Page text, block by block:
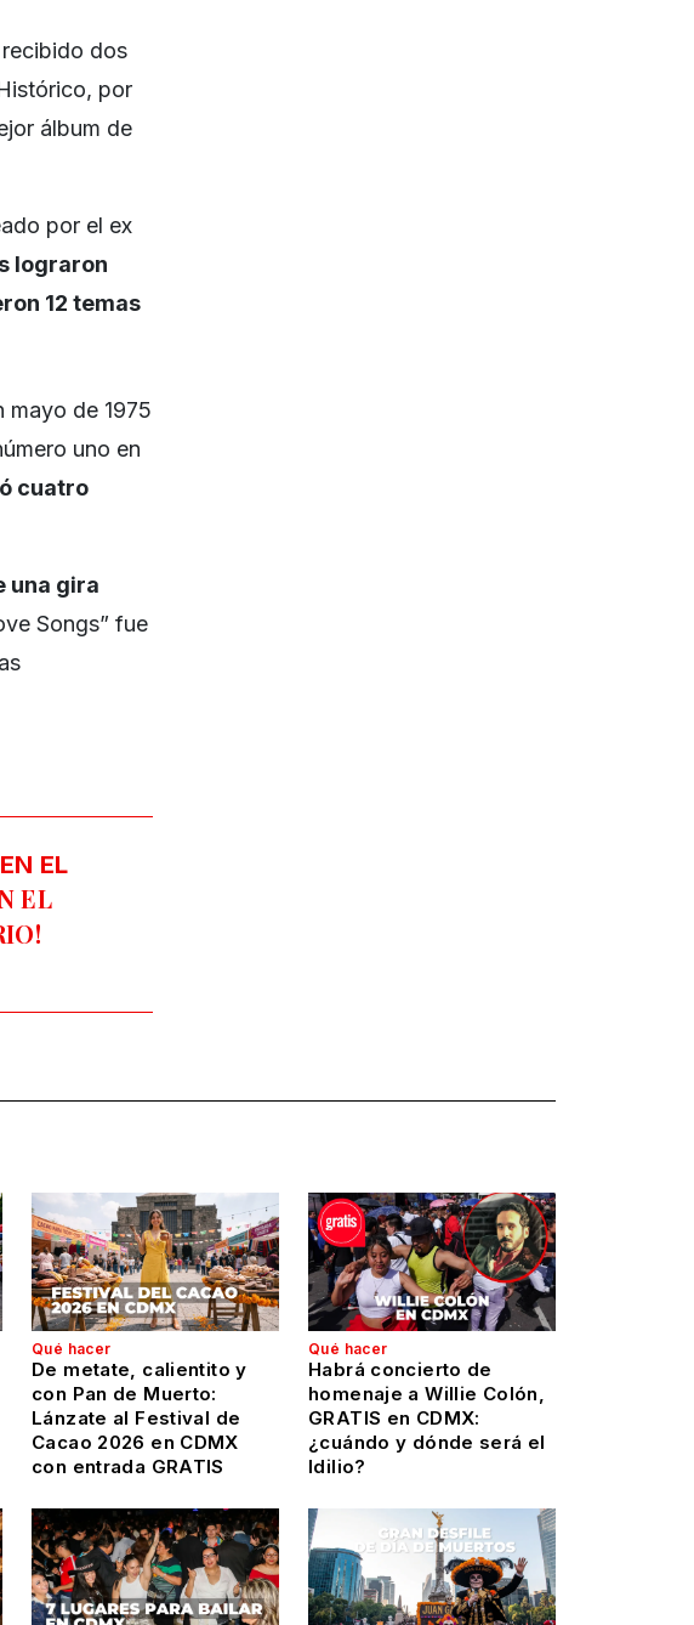
dos
por
álbum de
por el ex
lograron
12 temas
mayo de 1975
uno en
cuatro
una gira
Songs” fue
EL
EL
Qué hacer
De metate, calientito y
con Pan de Muerto:
Lánzate al Festival de
Cacao 2026 en CDMX
con entrada GRATIS
Qué hacer
Habrá concierto de
homenaje a Willie Colón,
GRATIS en CDMX:
¿cuándo y dónde será el
Idilio?